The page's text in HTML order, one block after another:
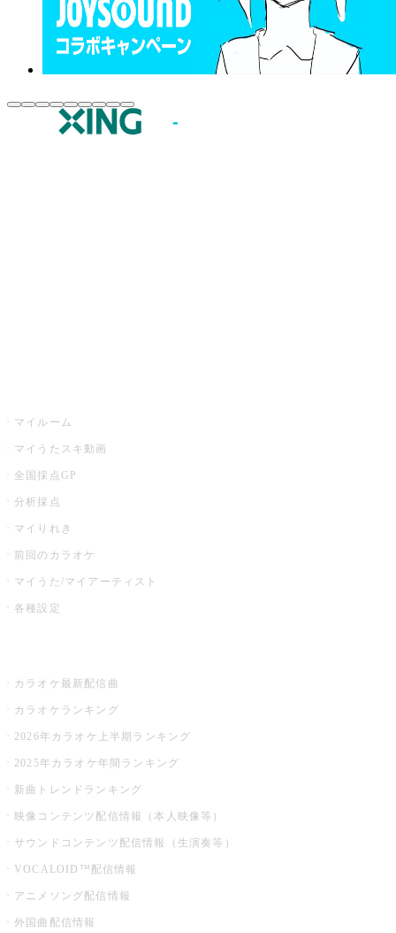
マイルーム
マイうたスキ動画
全国採点GP
分析採点
マイりれき
前回のカラオケ
マイうた/マイアーティスト
各種設定
カラオケ最新配信曲
カラオケランキング
2026年カラオケ上半期ランキング
2025年カラオケ年間ランキング
新曲トレンドランキング
映像コンテンツ配信情報（本人映像等）
サウンドコンテンツ配信情報（生演奏等）
VOCALOID™配信情報
アニメソング配信情報
外国曲配信情報